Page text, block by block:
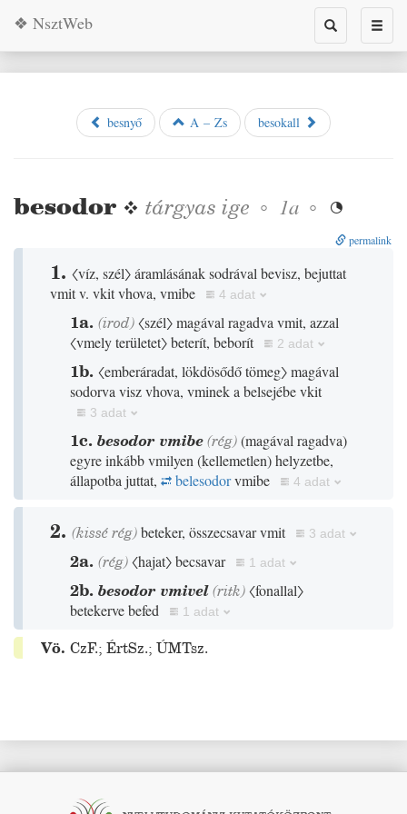
Toggle
search
❖ NsztWeb
besnyő A – Zs besokall
besodor ❖ tárgyas ige ◦ 1a ◦ 
permalink
1. 〈víz, szél〉áramlásának sodrával bevisz, bejuttat
vmit v. vkit vhova, vmibe
4 adat
1a. (irod)〈szél〉magával ragadva vmit, azzal
〈vmely területet〉beterít, beborít 2 adat
1b. 〈emberáradat, lökdösődő tömeg〉magával
sodorva visz vhova, vminek a belsejébe vkit
3 adat
1c. besodor vmibe(rég)(magával ragadva)
egyre inkább vmilyen (kellemetlen)helyzetbe,
állapotba juttat,
belesodorvmibe 4 adat
2. (kissérég)beteker, összecsavar vmit 3 adat
2a. (rég)〈hajat〉becsavar 1 adat
2b. besodor vmivel(ritk)〈fonallal〉
betekerve befed
1 adat
Vö. CzF.; ÉrtSz.; ÚMTsz.